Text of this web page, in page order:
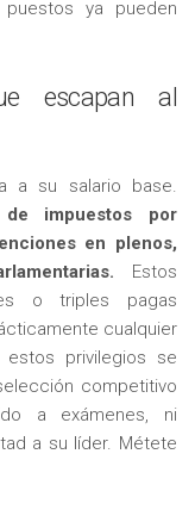
ya pueden
escapan al
a su salario base.
de impuestos por
en plenos,
Estos
o triples pagas
cualquier
privilegios se
competitivo
a exámenes, ni
a su líder. Métete